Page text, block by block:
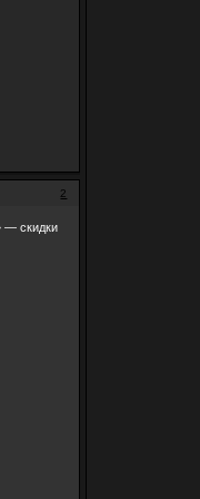
2
— скидки